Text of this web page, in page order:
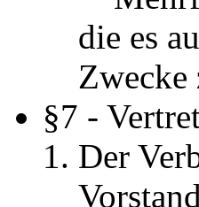
die es
Zwecke
§7 -
Der